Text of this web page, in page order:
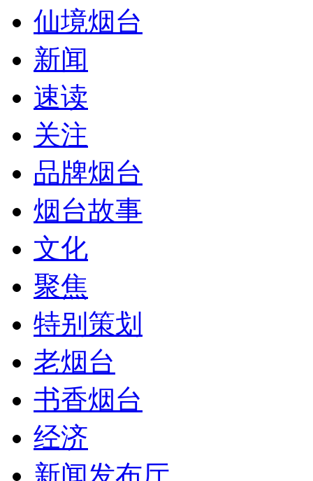
仙境烟台
新闻
速读
关注
品牌烟台
烟台故事
文化
聚焦
特别策划
老烟台
书香烟台
经济
新闻发布厅